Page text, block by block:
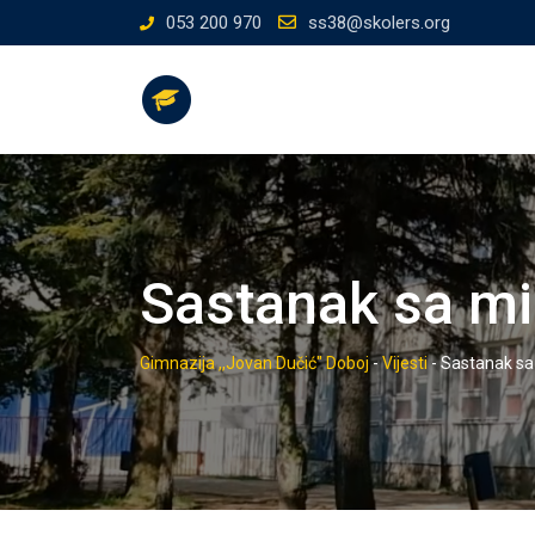
to
053 200 970 ss38@skolers.org
Sastanak sa
Gimnazija ,,Jovan Dučić" Doboj-Vijesti-Sastanak